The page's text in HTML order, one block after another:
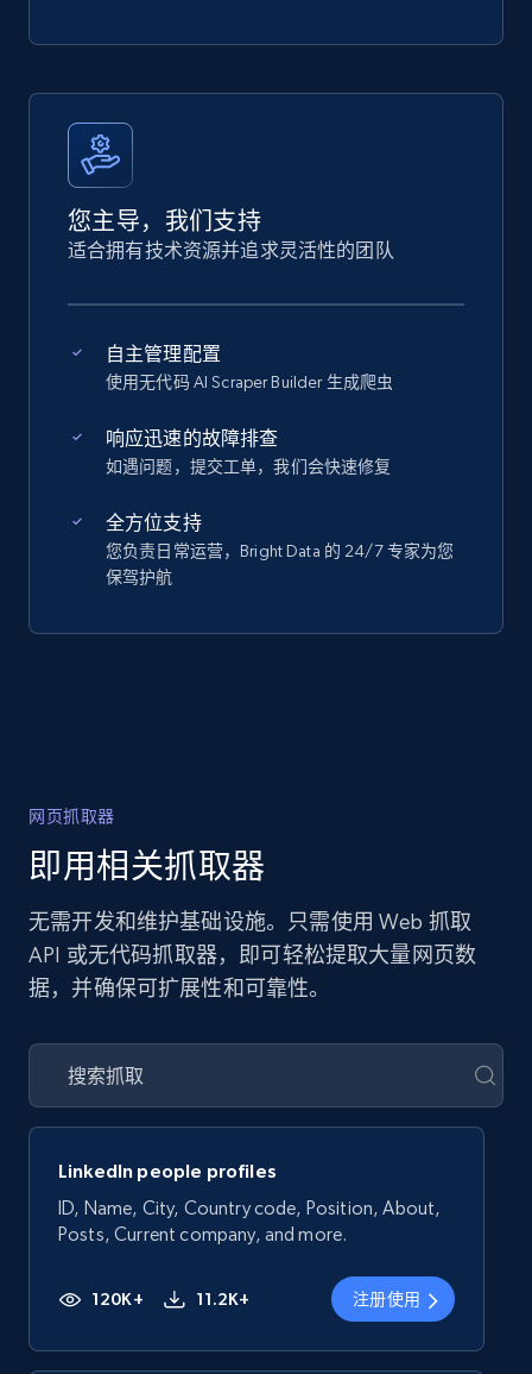
您主导，我们支持
适合拥有技术资源并追求灵活性的团队
自主管理配置
使用无代码 AI Scraper Builder 生成爬虫
响应迅速的故障排查
如遇问题，提交工单，我们会快速修复
全方位支持
您负责日常运营，Bright Data 的 24/7 专家为您
保驾护航
网页抓取器
即用相关抓取器
无需开发和维护基础设施。只需使用 Web 抓取
API 或无代码抓取器，即可轻松提取大量网页数
据，并确保可扩展性和可靠性。
LinkedIn people profiles
ID, Name, City, Country code, Position, About,
Posts, Current company, and more.
120K+ 11.2K+ 注册使用